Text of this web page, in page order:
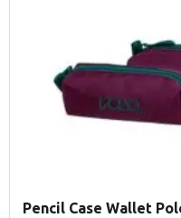
Pencil Case Wallet